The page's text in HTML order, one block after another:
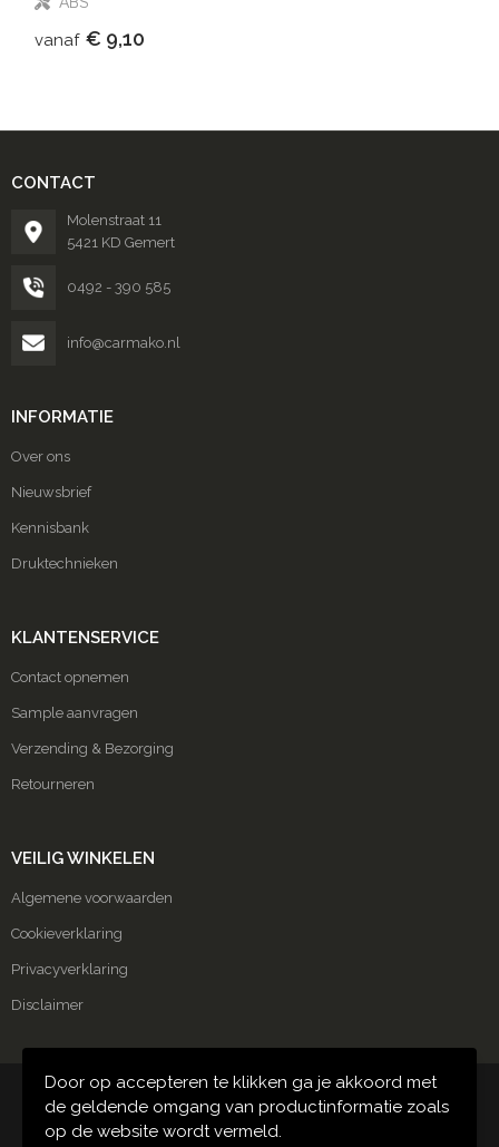
vanaf € 9,10
CONTACT
Molenstraat 11
5421 KD Gemert
0492 - 390 585
info@carmako.nl
INFORMATIE
Over ons
Nieuwsbrief
Kennisbank
Druktechnieken
KLANTENSERVICE
Contact opnemen
Sample aanvragen
Verzending & Bezorging
Retourneren
VEILIG WINKELEN
Algemene voorwaarden
Cookieverklaring
Privacyverklaring
Disclaimer
© Copyright Carmako 2024
Door op accepteren te klikken ga je akkoord met
de geldende omgang van productinformatie zoals
op de website wordt vermeld.